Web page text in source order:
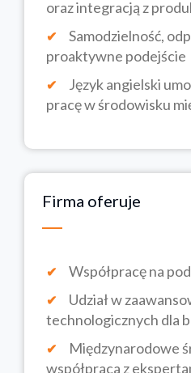
oraz integracją z
Samodzielność,
proaktywne podejście
Język angielski
pracę w środowisku
Firma oferuje
Współpracę na
Udział w
technologicznych dla
Międzynarodowe
współpraca z